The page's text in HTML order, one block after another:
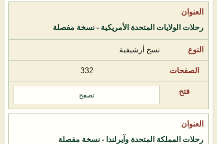
رحلات الولايات المتحدة الأمريكية - نسخة مفصلة
نسخ أرشيفية
332
تصفح
رحلات المملكة المتحدة وآيرلندا - نسخة مفصلة